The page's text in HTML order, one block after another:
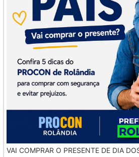
VAI COMPRAR O PRESENTE DE DIA